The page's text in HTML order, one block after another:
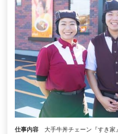
仕事内容
大手牛丼チェーン『すき